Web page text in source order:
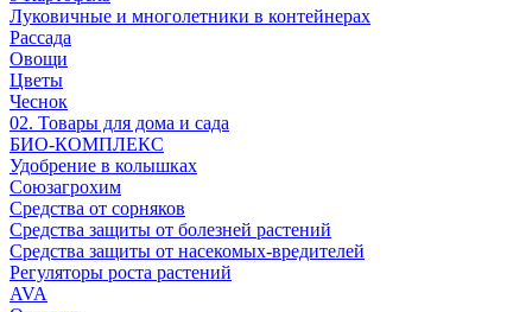
Луковичные и многолетники в контейнерах
Рассада
Овощи
Цветы
Чеснок
02. Товары для дома и сада
БИО-КОМПЛЕКС
Удобрение в колышках
Союзагрохим
Средства от сорняков
Средства защиты от болезней растений
Средства защиты от насекомых-вредителей
Регуляторы роста растений
AVA